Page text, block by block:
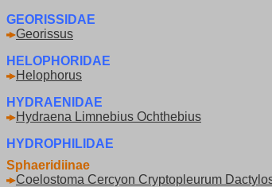
GEORISSIDAE
Georissus
HELOPHORIDAE
Helophorus
HYDRAENIDAE
Hydraena Limnebius Ochthebius
HYDROPHILIDAE
Sphaeridiinae
Coelostoma Cercyon Cryptopleurum